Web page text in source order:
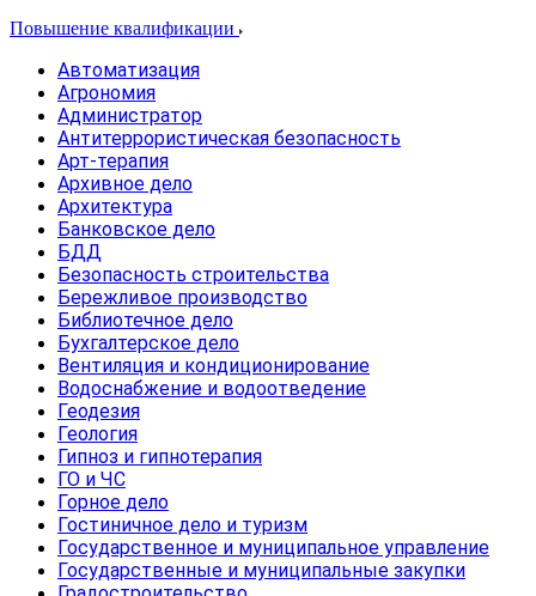
Повышение квалификации
Автоматизация
Агрономия
Администратор
Антитеррористическая безопасность
Арт-терапия
Архивное дело
Архитектура
Банковское дело
БДД
Безопасность строительства
Бережливое производство
Библиотечное дело
Бухгалтерское дело
Вентиляция и кондиционирование
Водоснабжение и водоотведение
Геодезия
Геология
Гипноз и гипнотерапия
ГО и ЧС
Горное дело
Гостиничное дело и туризм
Государственное и муниципальное управление
Государственные и муниципальные закупки